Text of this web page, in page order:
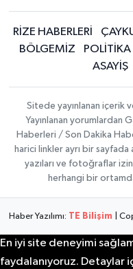
RİZE HABERLERİ
BÖLGEMİZ
POLİTİKA
ASAYİŞ
Sitede yayınlanan içerik
Yayınlanan
Haberleri / Son Dakika
harici linkler ayrı bir sayfada
yazıları ve fotoğraflar izin
herhangi bir
Haber Yazılımı: TE Bilişim |
En iyi site deneyimi
faydalanıyoruz. Detaylar